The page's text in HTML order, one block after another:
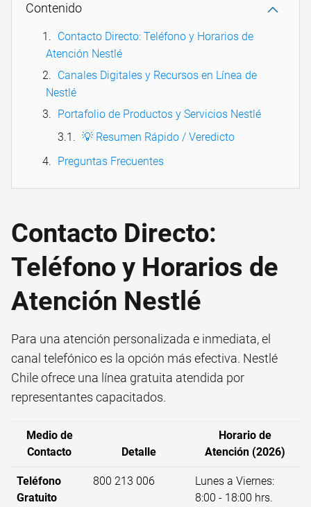
Contenido
Contacto Directo: Teléfono y Horarios de
Atención Nestlé
Canales Digitales y Recursos en Línea de
Nestlé
Portafolio de Productos y Servicios Nestlé
💡 Resumen Rápido / Veredicto
Preguntas Frecuentes
Contacto Directo:
Teléfono y Horarios de
Atención Nestlé
Para una atención personalizada e inmediata, el
canal telefónico es la opción más efectiva. Nestlé
Chile ofrece una línea gratuita atendida por
representantes capacitados.
Medio de
Contacto
Detalle
Horario de
Atención (2026)
Teléfono
Gratuito
800 213 006
Lunes a Viernes:
8:00 - 18:00 hrs.